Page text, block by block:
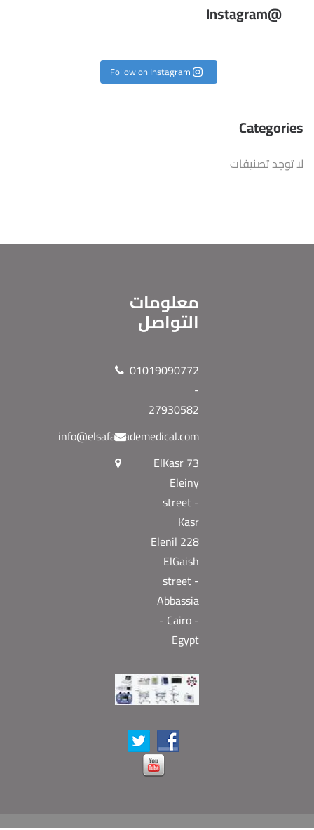
@Instagram
Follow on Instagram
Categories
لا توجد تصنيفات
معلومات
التواصل
01019090772
-
27930582
info@elsafatrademedical.com
73 ElKasr
Eleiny
street -
Kasr
Elenil 228
ElGaish
street -
Abbassia
- Cairo -
Egypt